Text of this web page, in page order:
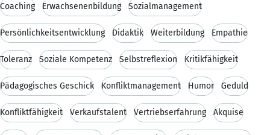
Coaching Erwachsenenbildung Sozialmanagement
Persönlichkeitsentwicklung Didaktik Weiterbildung Empathie
Toleranz Soziale Kompetenz Selbstreflexion Kritikfähigkeit
Pädagogisches Geschick Konfliktmanagement Humor Geduld
Konfliktfähigkeit Verkaufstalent Vertriebserfahrung Akquise